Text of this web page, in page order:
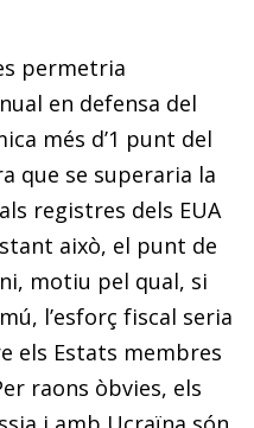
permetria
en defensa del
més d’1 punt del
que se superaria la
registres dels EUA
això, el punt de
motiu pel qual, si
l’esforç fiscal seria
els Estats membres
raons òbvies, els